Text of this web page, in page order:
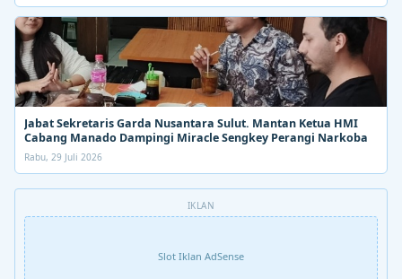
Jabat Sekretaris Garda Nusantara Sulut. Mantan Ketua HMI
Cabang Manado Dampingi Miracle Sengkey Perangi Narkoba
Rabu, 29 Juli 2026
IKLAN
Slot Iklan AdSense